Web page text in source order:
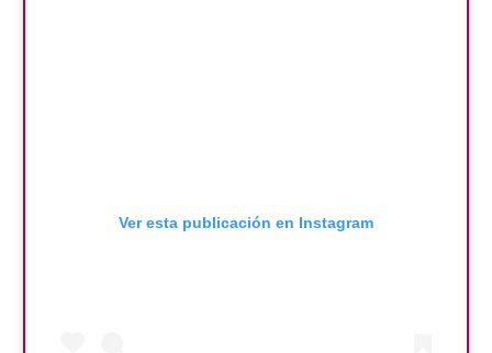
Ver esta publicación en Instagram